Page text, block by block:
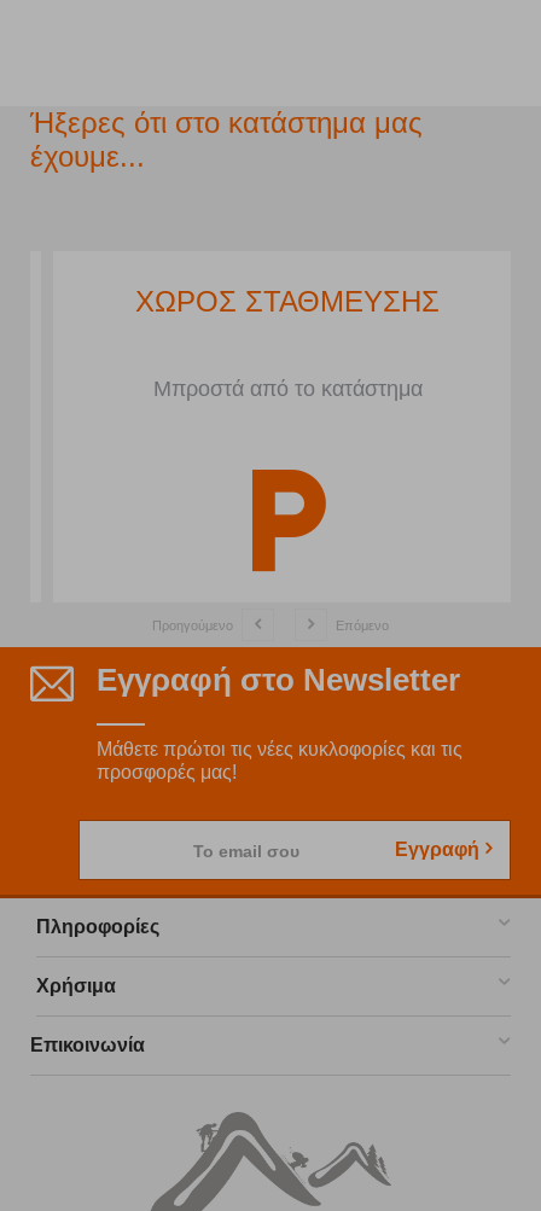
Ήξερες ότι στο κατάστημα μας
έχουμε...
ΧΩΡΟΣ ΣΤΑΘΜΕΥΣΗΣ
Μπροστά από το κατάστημα
Προηγούμενο Επόμενο
Εγγραφή στο Newsletter
Μάθετε πρώτοι τις νέες κυκλοφορίες και τις
προσφορές μας!
Το email σου Εγγραφή
Πληροφορίες
Χρήσιμα
Επικοινωνία